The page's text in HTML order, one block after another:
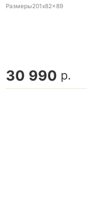
Размеры201x82x89
30 990 р.